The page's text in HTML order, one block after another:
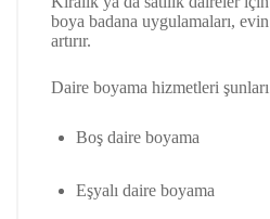
boya badana uygulamaları,
artırır.
Daire boyama hizmetleri
Boş daire boyama
Eşyalı daire boyama